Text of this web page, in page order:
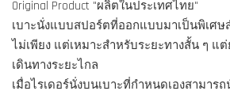
Original Product "ผลิตในประเทศไทย"
เบาะนั่งแบบสปอร์ตที่ออกแบบมาเป็นพิเศ
ไม่เพียง แต่เหมาะสำหรับระยะทางสั้น ๆ แ
เดินทางระยะไกล
เมื่อไรเดอร์นั่งบนเบาะที่กำหนดเองสามาร